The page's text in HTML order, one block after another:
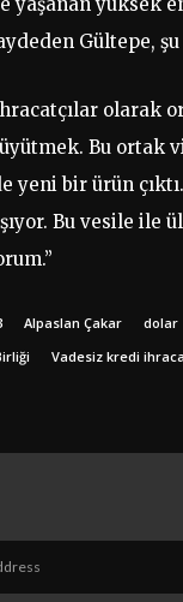
Gültepe,
olarak
Bu ortak
yeni bir ürün
Bu vesile ile
Alpaslan Çakar dolar
Vadesiz kredi